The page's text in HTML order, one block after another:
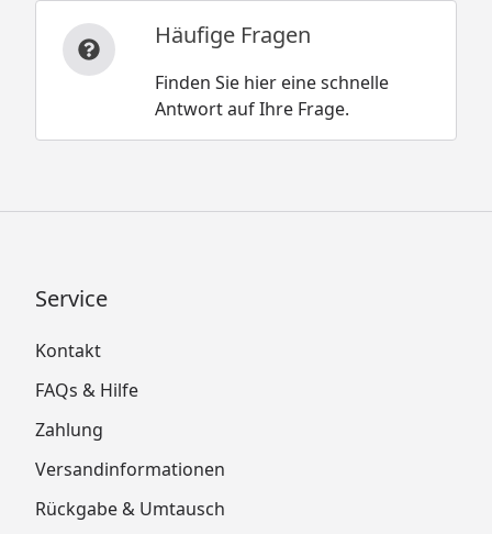
Häufige Fragen
Finden Sie hier eine schnelle
Antwort auf Ihre Frage.
Service
Kontakt
FAQs & Hilfe
Zahlung
Versandinformationen
Rückgabe & Umtausch